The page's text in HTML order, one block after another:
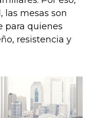
mesas son
para quienes
resistencia y